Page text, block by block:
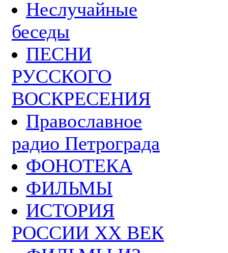
Неслучайные
беседы
ПЕСНИ
РУССКОГО
ВОСКРЕСЕНИЯ
Православное
радио Петрограда
ФОНОТЕКА
ФИЛЬМЫ
ИСТОРИЯ
РОССИИ ХХ ВЕК